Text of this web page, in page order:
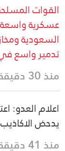
القوات
عسكرية
السعودية
تدمير واسع
منذ 30 دقيقة
اعلام العدو:
يدحض الاكاذيب
منذ 41 دقيقة